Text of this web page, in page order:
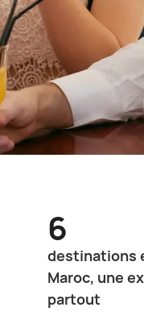
6
destinations
Maroc, une
partout